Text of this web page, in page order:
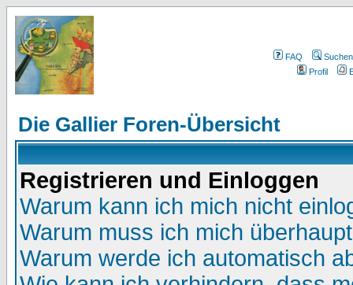
FAQ
Suchen
Profil
Die Gallier Foren-Übersicht
Registrieren und Einloggen
Warum kann ich mich nicht
Warum muss ich mich
Warum werde ich automatisch